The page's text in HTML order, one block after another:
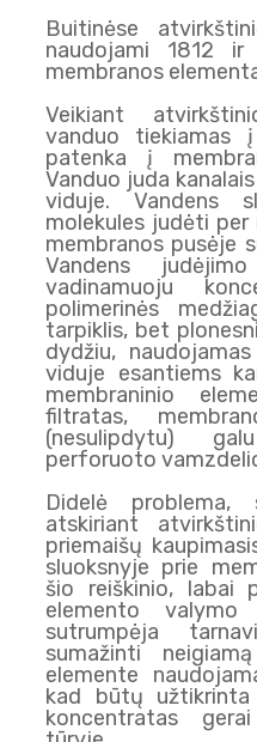
Buitinėse
naudojami 1812
membranos
Veikiant
vanduo tiekiamas
patenka į
Vanduo juda
viduje. Vandens
molekules judėti
membranos pusėje
Vandens
vadinamuoju
polimerinės
tarpiklis, bet
dydžiu,
viduje esantiems
membraninio
filtratas,
(nesulipdytu)
perforuoto
Didelė problema,
atskiriant
priemaišų
sluoksnyje prie
šio reiškinio, labai
elemento
sutrumpėja
sumažinti
elemente
kad būtų
koncentratas